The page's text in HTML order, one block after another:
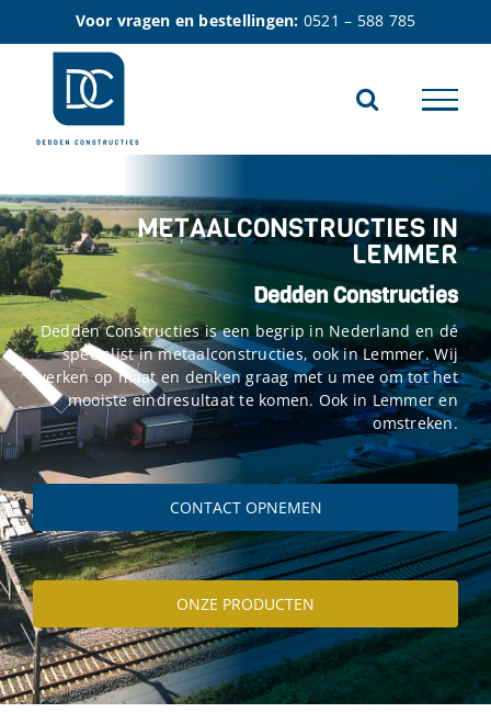
naar
Voor vragen en bestellingen: 0521 – 588 785
METAALCONSTRUCTIES IN
LEMMER
Dedden Constructies
Dedden Constructies is een begrip in Nederland en dé
specialist in metaalconstructies, ook in Lemmer. Wij
werken op maat en denken graag met u mee om tot het
mooiste eindresultaat te komen. Ook in Lemmer en
omstreken.
CONTACT OPNEMEN
ONZE PRODUCTEN